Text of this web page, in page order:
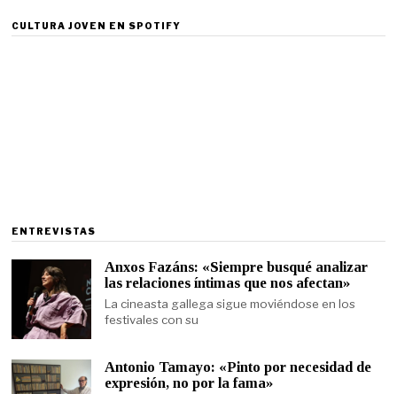
CULTURA JOVEN EN SPOTIFY
ENTREVISTAS
Anxos Fazáns: «Siempre busqué analizar
las relaciones íntimas que nos afectan»
La cineasta gallega sigue moviéndose en los
festivales con su
Antonio Tamayo: «Pinto por necesidad de
expresión, no por la fama»